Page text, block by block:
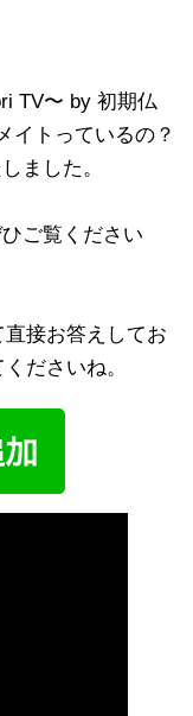
TV〜 by 初期仏
イトっているの？
ました。
ご覧ください
直接お答えしてお
ださいね。